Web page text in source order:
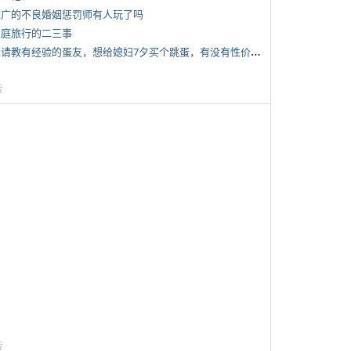
的不良婚姻惩罚师有人玩了吗
旅行的二三事
*
想请教有经验的蛋友，想给媳妇7夕买个跳蛋，有没有性价比高的推荐